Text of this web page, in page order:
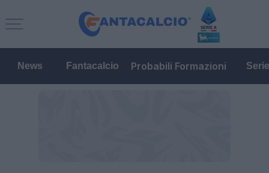
News Fantacalcio Probabili Formazioni